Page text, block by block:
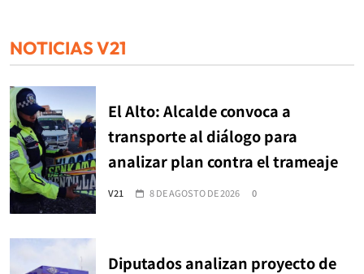
NOTICIAS V21
El Alto: Alcalde convoca a
transporte al diálogo para
analizar plan contra el trameaje
V21 8 DE AGOSTO DE 2026 0
Diputados analizan proyecto de